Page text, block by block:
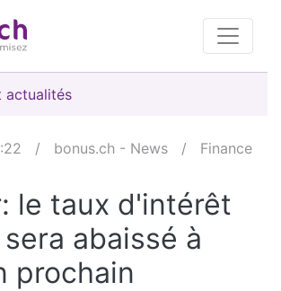
actualités
/ bonus.ch - News / Finance
le taux d'intérêt
abaissé à
prochain